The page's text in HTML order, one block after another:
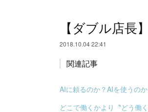
【ダブル店
2018.10.04 22:41
関連記事
AIに頼るのか？AIを使うの
どこで働くかより〝どう働く